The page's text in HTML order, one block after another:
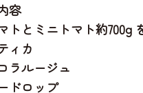
容
トとミニトマト約700g
ィカ
ラルージュ
ドロップ